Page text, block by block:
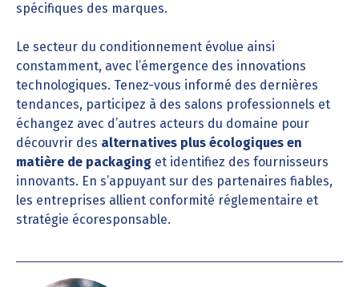
spécifiques des marques.
Le secteur du conditionnement évolue ainsi
constamment, avec l’émergence des innovations
technologiques. Tenez-vous informé des dernières
tendances, participez à des salons professionnels et
échangez avec d’autres acteurs du domaine pour
découvrir des alternatives plus écologiques en
matière de packaging et identifiez des fournisseurs
innovants. En s’appuyant sur des partenaires fiables,
les entreprises allient conformité réglementaire et
stratégie écoresponsable.